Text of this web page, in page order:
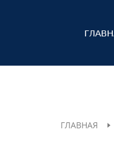
ГЛАВНАЯ